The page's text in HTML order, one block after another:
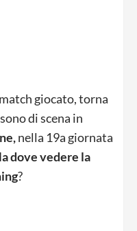
giocato, torna
di scena in
nella 19a giornata
dove vedere la
?